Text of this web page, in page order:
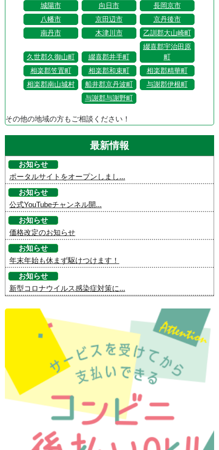
城陽市
向日市
長岡京市
八幡市
京田辺市
京丹後市
南丹市
木津川市 乙訓郡大山崎町
久世郡久御山町 綴喜郡井手町
綴喜郡宇治田原
町
相楽郡笠置町
相楽郡和束町
相楽郡精華町
相楽郡南山城村
船井郡京丹波町
与謝郡伊根町
与謝郡与謝野町
その他の地域の方もご相談ください！
最新情報
お知らせ
ポータルサイトをオープンしまし...
お知らせ
公式YouTubeチャンネル開...
お知らせ
価格改定のお知らせ
お知らせ
年末年始も休まず駆けつけます！
お知らせ
新型コロナウイルス感染症対策に...